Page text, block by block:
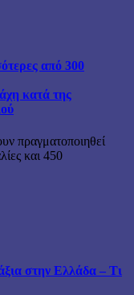
από 300
κατά της
πραγματοποιηθεί
και 450
στην Ελλάδα – Τι